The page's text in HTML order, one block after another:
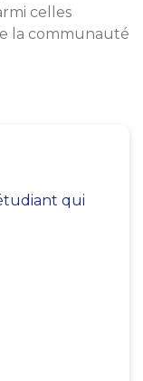
celles
la communauté
qui